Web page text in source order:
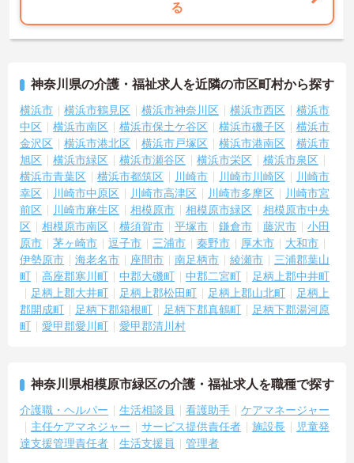
る
神奈川県の介護・福祉求人を近隣の市区町村から探す
横浜市 横浜市鶴見区 横浜市神奈川区 横浜市西区
横浜市
中区
横浜市南区 横浜市保土ケ谷区 横浜市磯子区
横浜市
金沢区
横浜市港北区 横浜市戸塚区 横浜市港南区
横浜市
旭区
横浜市緑区 横浜市瀬谷区 横浜市栄区
横浜市泉区
横浜市青葉区
横浜市都筑区 川崎市 川崎市川崎区
川崎市
幸区
川崎市中原区 川崎市高津区 川崎市多摩区
川崎市宮
前区
川崎市麻生区 相模原市 相模原市緑区
相模原市中央
区
相模原市南区 横須賀市 平塚市 鎌倉市 藤沢市
小田
原市
茅ヶ崎市 逗子市 三浦市 秦野市 厚木市
大和市
伊勢原市
海老名市 座間市 南足柄市 綾瀬市
三浦郡葉山
町
高座郡寒川町 中郡大磯町 中郡二宮町
足柄上郡中井町
足柄上郡大井町
足柄上郡松田町 足柄上郡山北町
足柄上
郡開成町
足柄下郡箱根町 足柄下郡真鶴町
足柄下郡湯河原
町
愛甲郡愛川町 愛甲郡清川村
神奈川県相模原市緑区の介護・福祉求人を職種で探す
介護職・ヘルパー 生活相談員 看護助手
ケアマネージャー
主任ケアマネジャー
サービス提供責任者 施設長
児童発
達支援管理責任者
生活支援員 管理者